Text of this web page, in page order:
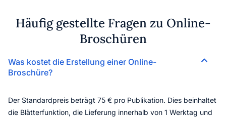
Häufig gestellte Fragen zu Online-
Broschüren
Was kostet die Erstellung einer Online-
Broschüre?
Der Standardpreis beträgt 75 € pro Publikation. Dies beinhaltet
die Blätterfunktion, die Lieferung innerhalb von 1 Werktag und